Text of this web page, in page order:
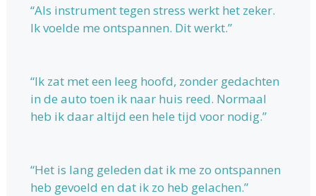
“Als instrument tegen stress werkt het zeker.
Ik voelde me ontspannen. Dit werkt.”
“Ik zat met een leeg hoofd, zonder gedachten
in de auto toen ik naar huis reed. Normaal
heb ik daar altijd een hele tijd voor nodig.”
“Het is lang geleden dat ik me zo ontspannen
heb gevoeld en dat ik zo heb gelachen.”